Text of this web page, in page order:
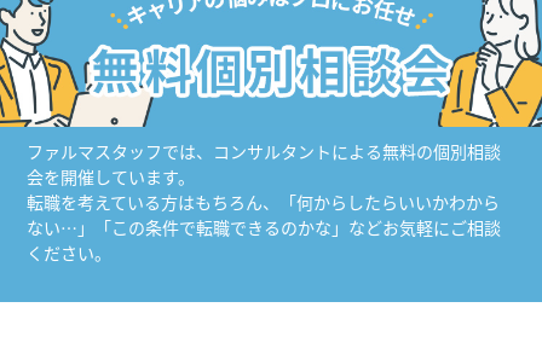
ファルマスタッフでは、コンサルタントによる無料の個別相談
会を開催しています。
転職を考えている方はもちろん、「何からしたらいいかわから
ない…」「この条件で転職できるのかな」などお気軽にご相談
ください。